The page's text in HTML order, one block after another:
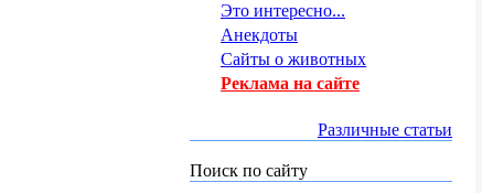
Это интересно...
Анекдоты
Сайты о животных
Реклама на сайте
Различные статьи
Поиск по сайту